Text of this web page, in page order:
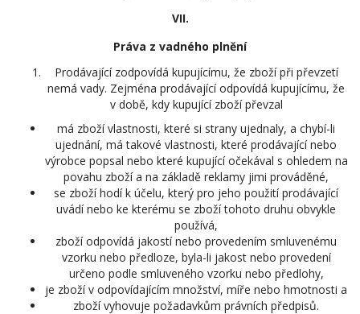
VII.
Práva z vadného plnění
Prodávající zodpovídá kupujícímu, že zboží při převzetí
nemá vady. Zejména prodávající odpovídá kupujícímu, že
v době, kdy kupující zboží převzal
má zboží vlastnosti, které si strany ujednaly, a chybí-li
ujednání, má takové vlastnosti, které prodávající nebo
výrobce popsal nebo které kupující očekával s ohledem na
povahu zboží a na základě reklamy jimi prováděné,
se zboží hodí k účelu, který pro jeho použití prodávající
uvádí nebo ke kterému se zboží tohoto druhu obvykle
používá,
zboží odpovídá jakostí nebo provedením smluvenému
vzorku nebo předloze, byla-li jakost nebo provedení
určeno podle smluveného vzorku nebo předlohy,
je zboží v odpovídajícím množství, míře nebo hmotnosti a
zboží vyhovuje požadavkům právních předpisů.